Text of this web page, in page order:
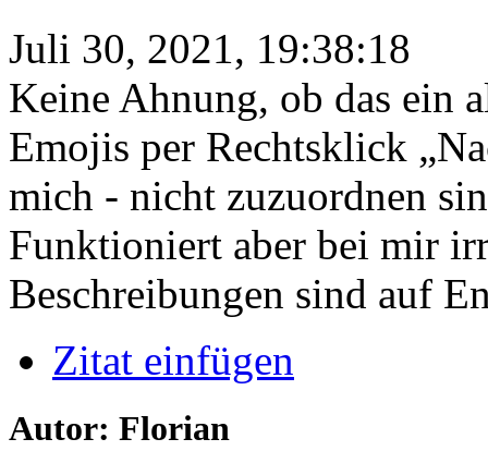
Juli 30, 2021, 19:38:18
Keine Ahnung, ob das ein
Emojis per Rechtsklick
mich - nicht zuzuordnen
Funktioniert aber bei mir
Beschreibungen sind auf
Zitat einfügen
Autor: Florian